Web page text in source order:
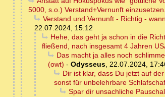
5000, s.o.) Verstand+Vernunft
Verstand und Vernunft - Richtig -
22.07.2024, 15:12
Hehe, das geht ja schon in die
fließend, nach insgesamt 4 Jahren
Das macht ja alles noch
(owt) - Odysseus, 22.07.2024,
Dir ist klar, dass Du jetzt auf
sonst für unbelehrbare
Spar dir unsachliche